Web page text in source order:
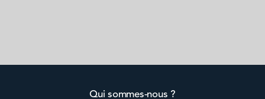
Qui sommes-nous ?